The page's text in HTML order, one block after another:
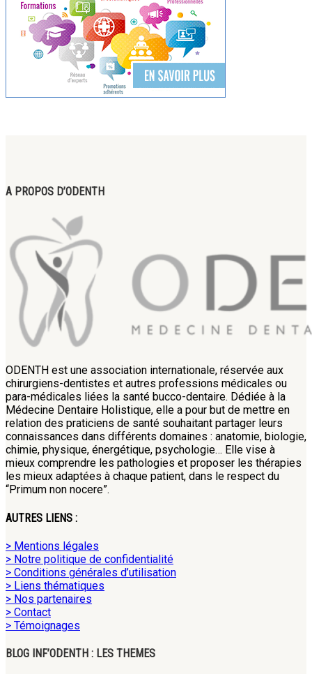
A PROPOS D’ODENTH
ODENTH est une association internationale, réservée aux
chirurgiens-dentistes et autres professions médicales ou
para-médicales liées la santé bucco-dentaire. Dédiée à la
Médecine Dentaire Holistique, elle a pour but de mettre en
relation des praticiens de santé souhaitant partager leurs
connaissances dans différents domaines : anatomie, biologie,
chimie, physique, énergétique, psychologie… Elle vise à
mieux comprendre les pathologies et proposer les thérapies
les mieux adaptées à chaque patient, dans le respect du
“Primum non nocere”.
AUTRES LIENS :
> Mentions légales
> Notre politique de confidentialité
> Conditions générales d’utilisation
> Liens thématiques
> Nos partenaires
> Contact
> Témoignages
BLOG INF’ODENTH : LES THEMES